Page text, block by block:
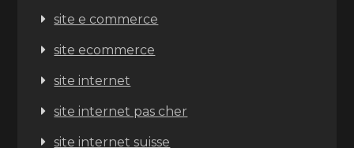
site e commerce
site ecommerce
site internet
site internet pas cher
site internet suisse